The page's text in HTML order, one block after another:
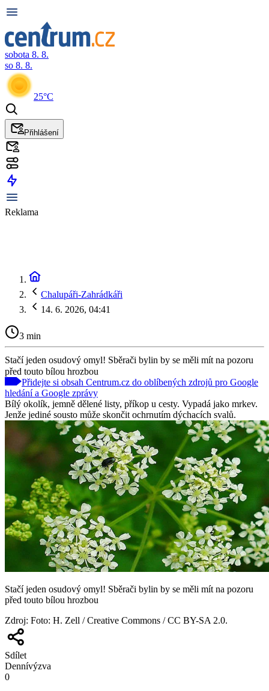
sobota 8. 8.
so 8. 8.
25°C
Přihlášení
Reklama
Chalupáři-Zahrádkáři
14. 6. 2026, 04:41
3 min
Stačí jeden osudový omyl! Sběrači bylin by se měli mít na pozoru
před touto bílou hrozbou
Přidejte si obsah Centrum.cz do oblíbených zdrojů pro Google
hledání a Google zprávy
Bílý okolík, jemně dělené listy, příkop u cesty. Vypadá jako mrkev.
Jenže jediné sousto může skončit ochrnutím dýchacích svalů.
Stačí jeden osudový omyl! Sběrači bylin by se měli mít na pozoru
před touto bílou hrozbou
Zdroj: Foto: H. Zell / Creative Commons / CC BY-SA 2.0.
Sdílet
Dennívýzva
0